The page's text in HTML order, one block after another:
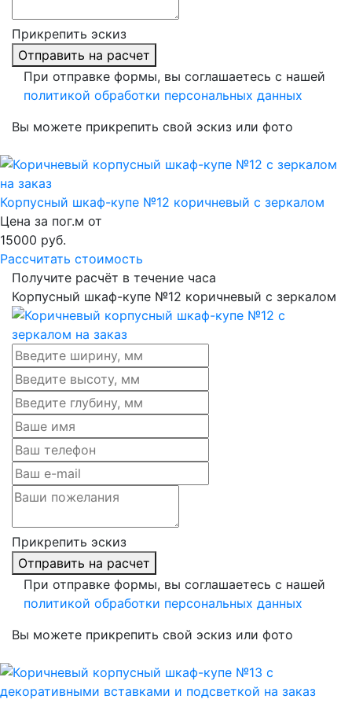
Прикрепить эскиз
Отправить на расчет
При отправке формы, вы соглашаетесь с нашей
политикой обработки персональных данных
Вы можете прикрепить свой эскиз или фото
Корпусный шкаф-купе №12 коричневый с зеркалом
Цена за пог.м от
15000 руб.
Рассчитать стоимость
Получите расчёт в течение часа
Корпусный шкаф-купе №12 коричневый с зеркалом
Прикрепить эскиз
Отправить на расчет
При отправке формы, вы соглашаетесь с нашей
политикой обработки персональных данных
Вы можете прикрепить свой эскиз или фото